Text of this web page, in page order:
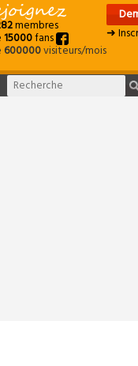
membres
15000fans
600000visiteurs/mois
➜